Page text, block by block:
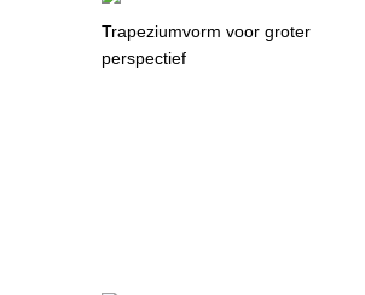
Trapeziumvorm voor groter
perspectief